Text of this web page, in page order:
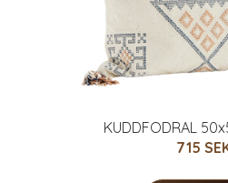
KUDDFODRAL
715